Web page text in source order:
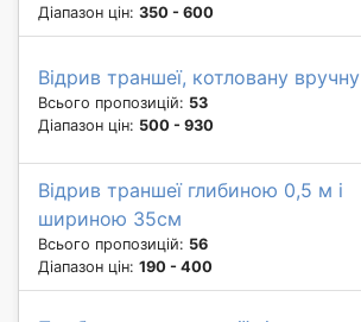
Діапазон цін: 350 - 600
Відрив траншеї, котловану вручну
Всього пропозицій: 53
Діапазон цін: 500 - 930
Відрив траншеї глибиною 0,5 м і
шириною 35см
Всього пропозицій: 56
Діапазон цін: 190 - 400